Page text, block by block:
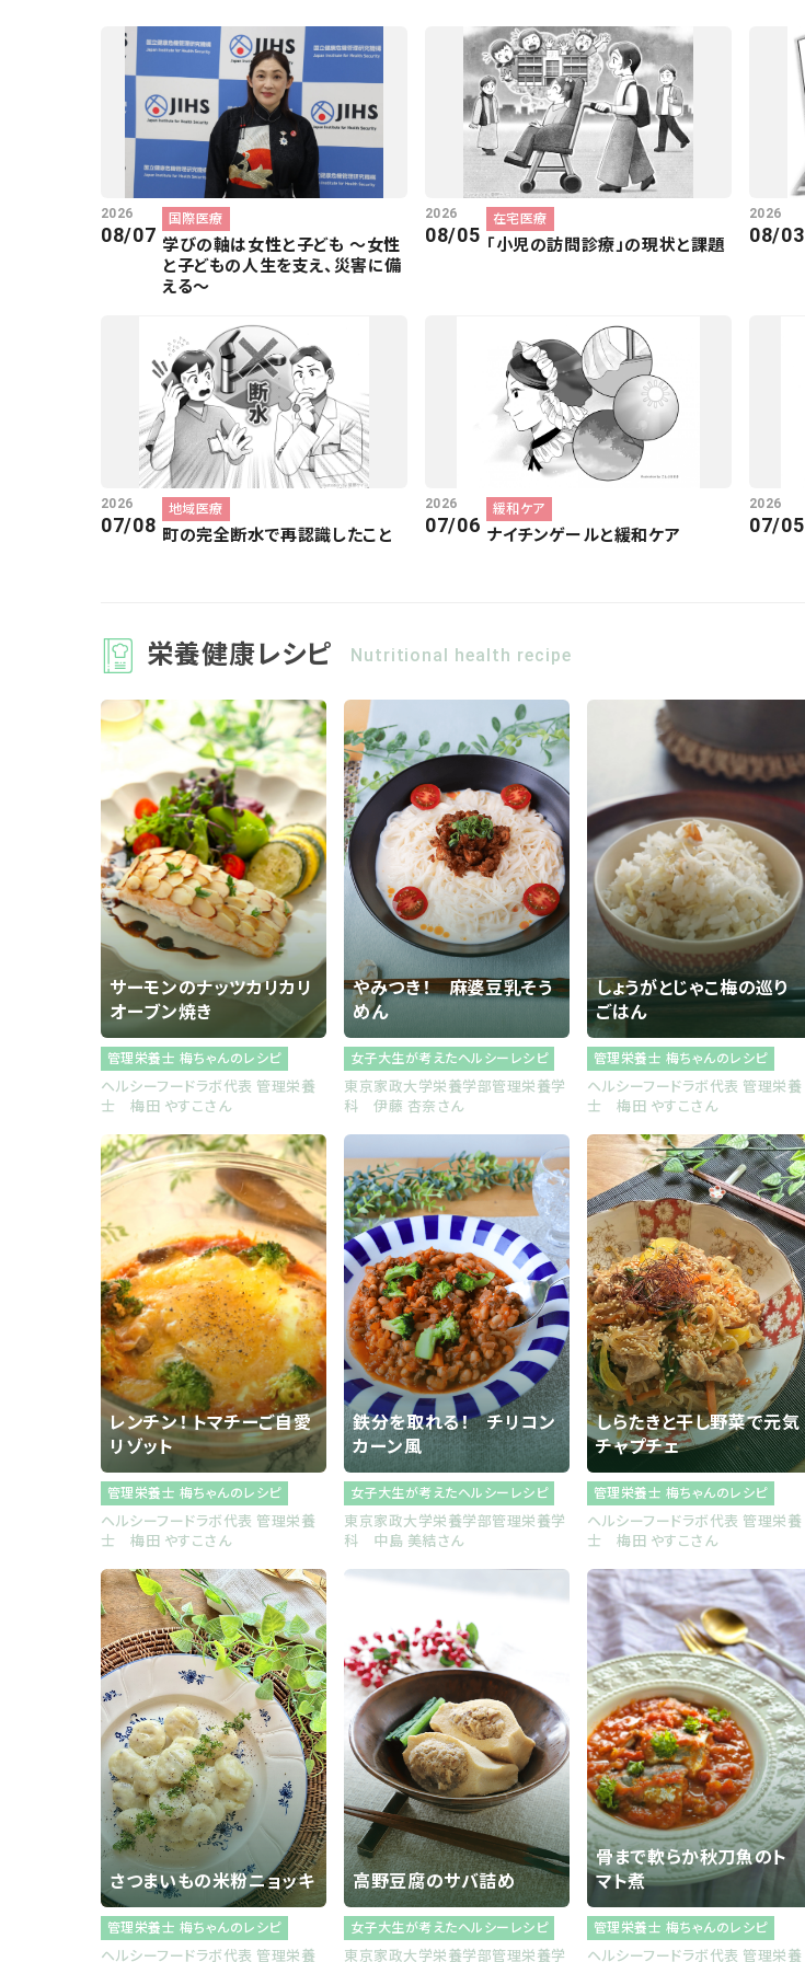
2026
08/07
国際医療
学びの軸は女性と子ども ～女性
と子どもの人生を支え、災害に備
える～
2026
08/05
在宅医療
「小児の訪問診療」の現状と課題
2026
08/03
2026
07/08
地域医療
町の完全断水で再認識したこと
2026
07/06
緩和ケア
ナイチンゲールと緩和ケア
2026
07/05
栄養健康レシピ Nutritional health recipe
サーモンのナッツカリカリ
オーブン焼き
管理栄養士 梅ちゃんのレシピ
ヘルシーフードラボ代表 管理栄養
士 梅田 やすこさん
やみつき！ 麻婆豆乳そう
めん
女子大生が考えたヘルシーレシピ
東京家政大学栄養学部管理栄養学
科 伊藤 杏奈さん
しょうがとじゃこ梅の巡り
ごはん
管理栄養士 梅ちゃんのレシピ
ヘルシーフードラボ代表 管理栄養
士 梅田 やすこさん
レンチン！ トマチーご自愛
リゾット
管理栄養士 梅ちゃんのレシピ
ヘルシーフードラボ代表 管理栄養
士 梅田 やすこさん
鉄分を取れる！ チリコン
カーン風
女子大生が考えたヘルシーレシピ
東京家政大学栄養学部管理栄養学
科 中島 美結さん
しらたきと干し野菜で元気
チャプチェ
管理栄養士 梅ちゃんのレシピ
ヘルシーフードラボ代表 管理栄養
士 梅田 やすこさん
さつまいもの米粉ニョッキ
管理栄養士 梅ちゃんのレシピ
ヘルシーフードラボ代表 管理栄養
高野豆腐のサバ詰め
女子大生が考えたヘルシーレシピ
東京家政大学栄養学部管理栄養学
骨まで軟らか秋刀魚のト
マト煮
管理栄養士 梅ちゃんのレシピ
ヘルシーフードラボ代表 管理栄養